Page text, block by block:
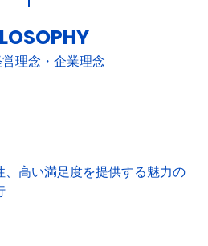
理念・企業理念
高い満足度を提供する魅力の